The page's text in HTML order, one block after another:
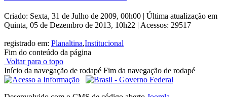
Criado: Sexta, 31 de Julho de 2009, 00h00 | Última atualização em
Quinta, 05 de Dezembro de 2013, 10h22 | Acessos: 29517
registrado em: Planaltina,Institucional
Fim do conteúdo da página
Voltar para o topo
Início da navegação de rodapé Fim da navegação de rodapé